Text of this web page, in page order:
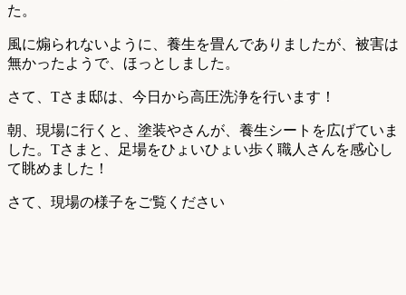
た。
風に煽られないように、養生を畳んでありましたが、被害は
無かったようで、ほっとしました。
さて、Tさま邸は、今日から高圧洗浄を行います！
朝、現場に行くと、塗装やさんが、養生シートを広げていま
した。Tさまと、足場をひょいひょい歩く職人さんを感心し
て眺めました！
さて、現場の様子をご覧ください